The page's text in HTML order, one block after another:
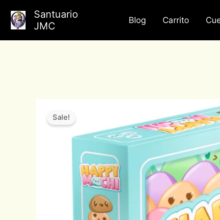
Santuario
JMC
Blog Carrito
Sale!